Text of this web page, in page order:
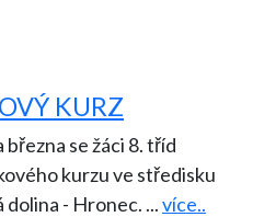
KURZ
se žáci 8. tříd
kurzu ve středisku
dolina - Hronec. ...více..